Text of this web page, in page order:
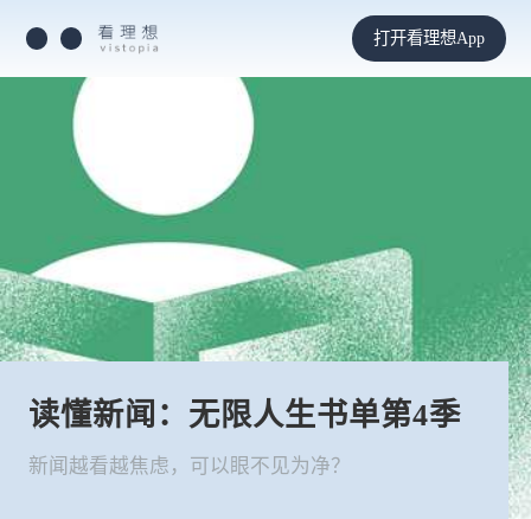
打开看理想App
读懂新闻：无限人生书单第4季
新闻越看越焦虑，可以眼不见为净？